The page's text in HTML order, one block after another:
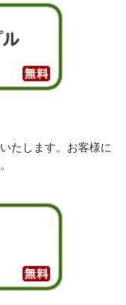
たします。お客様に